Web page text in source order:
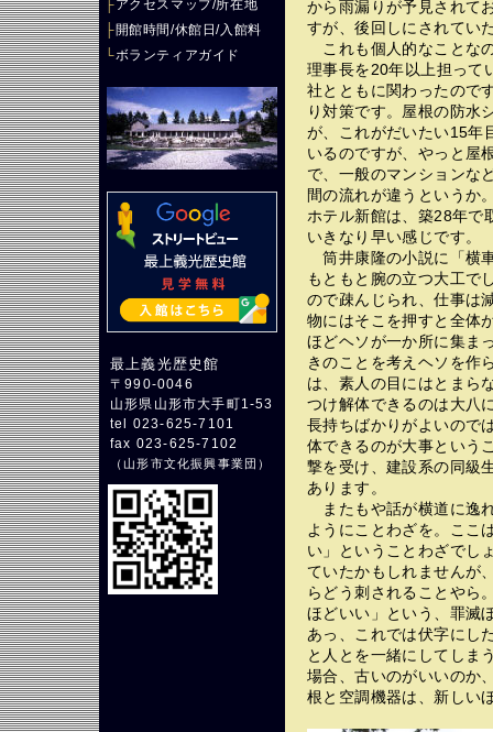
├アクセスマップ/所在地
├開館時間/休館日/入館料
└ボランティアガイド
最上義光歴史館
〒990-0046
山形県山形市大手町1-53
tel 023-625-7101
fax 023-625-7102
（山形市文化振興事業団 ）
から雨漏りが予見されて
すが、後回しにされてい
これも個人的なことな
理事長を20年以上担って
社とともに関わったので
り対策です。屋根の防水
が、これがだいたい15年
いるのですが、やっと屋
で、一般のマンションな
間の流れが違うというか
ホテル新館は、築28年で
いきなり早い感じです。
筒井康隆の小説に「横
もともと腕の立つ大工で
ので疎んじられ、仕事は
物にはそこを押すと全体
ほどヘソが一か所に集ま
きのことを考えヘソを作
は、素人の目にはとまら
つけ解体できるのは大八
長持ちばかりがよいので
体できるのが大事という
撃を受け、建設系の同級
あります。
またもや話が横道に逸
ようにことわざを。ここ
い」ということわざでし
ていたかもしれませんが
らどう刺されることやら
ほどいい」という、罪滅
あっ、これでは伏字にし
と人とを一緒にしてしま
場合、古いのがいいのか
根と空調機器は、新しい